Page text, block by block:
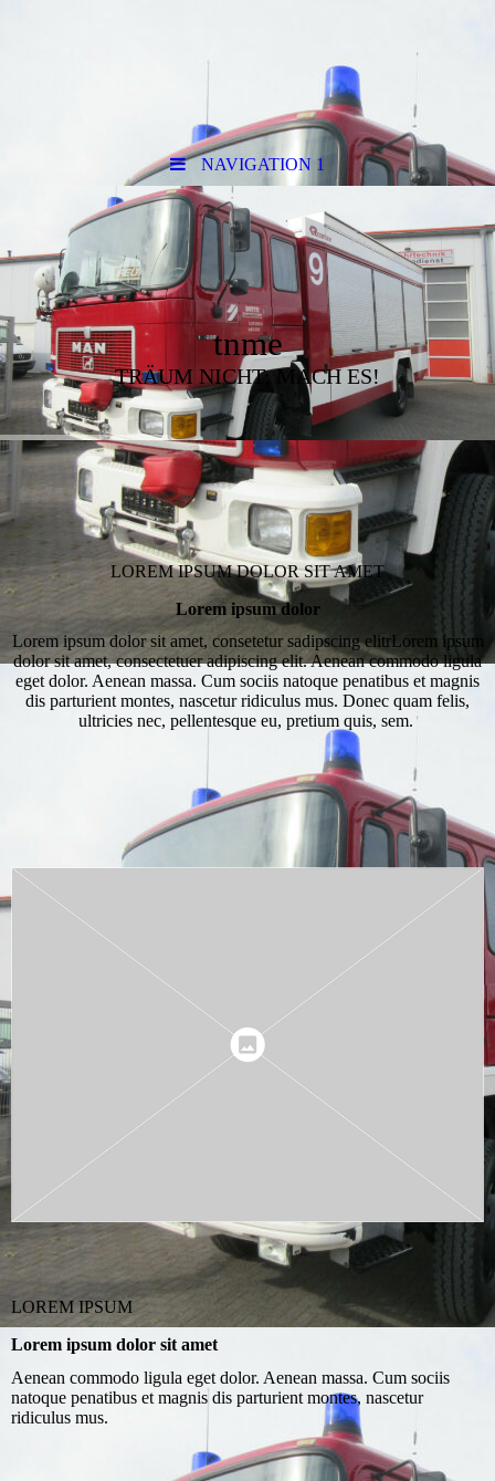
NAVIGATION 1
tnme
TRÄUM NICHT; MACH ES!
LOREM IPSUM DOLOR SIT AMET
Lorem ipsum dolor
Lorem ipsum dolor sit amet, consetetur sadipscing elitrLorem ipsum
dolor sit amet, consectetuer adipiscing elit. Aenean commodo ligula
eget dolor. Aenean massa. Cum sociis natoque penatibus et magnis
dis parturient montes, nascetur ridiculus mus. Donec quam felis,
ultricies nec, pellentesque eu, pretium quis, sem.
LOREM IPSUM
Lorem ipsum dolor sit amet
Aenean commodo ligula eget dolor. Aenean massa. Cum sociis
natoque penatibus et magnis dis parturient montes, nascetur
ridiculus mus.